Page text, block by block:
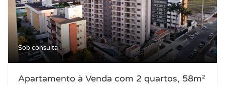
Sob consulta
Apartamento à Venda com 2 quartos, 58m²